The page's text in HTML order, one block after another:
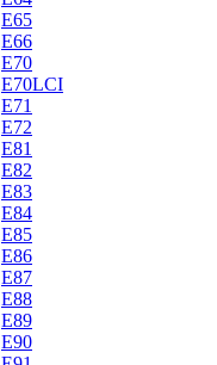
E65
E66
E70
E70LCI
E71
E72
E81
E82
E83
E84
E85
E86
E87
E88
E89
E90